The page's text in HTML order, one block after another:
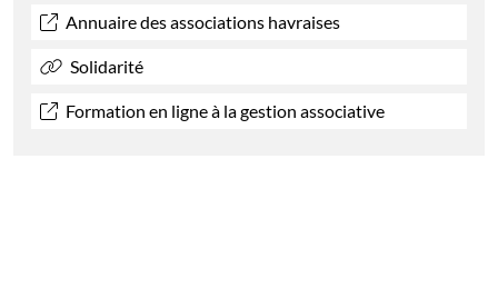
Annuaire des associations havraises
Solidarité
Formation en ligne à la gestion associative